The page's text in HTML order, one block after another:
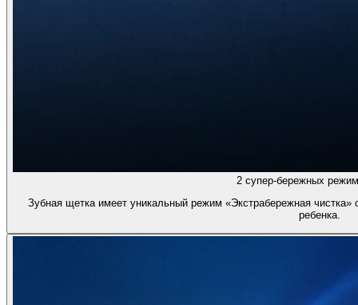
2 супер-бережных
Зубная щетка имеет уникальный режим «Экстрабережная чистка»
ребенка.